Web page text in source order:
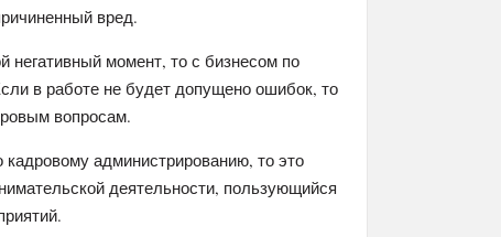
вред.
негативный момент, то с бизнесом по
в работе не будет допущено ошибок, то
вопросам.
администрированию, то это
деятельности, пользующийся